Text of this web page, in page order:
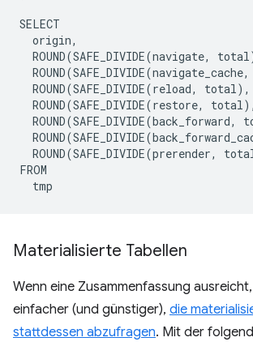
SELECT
  origin,
ROUND(SAFE_DIVIDE(navigate,
ROUND(SAFE_DIVIDE(reload, total),
ROUND(SAFE_DIVIDE(restore,
ROUND(SAFE_DIVIDE(back_forward,
ROUND(SAFE_DIVIDE(prerender,
FROM
Materialisierte Tabellen
Wenn eine Zusammenfassung
einfacher (und günstiger), die
stattdessen abzufragen. Mit der